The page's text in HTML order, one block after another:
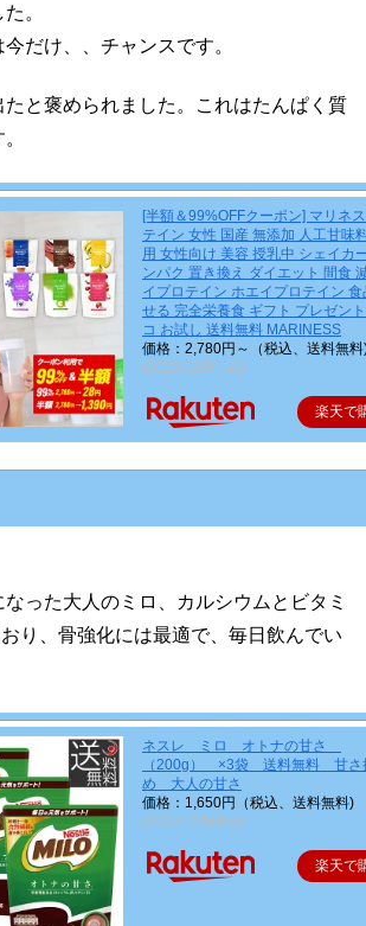
。
だけ、、チャンスです。
と褒められました。これはたんぱく質
[半額＆99%OFFクーポン] マリネ
テイン 女性 国産 無添加 人工甘味
用 女性向け 美容 授乳中 シェイカ
ンパク 置き換え ダイエット 間食
イプロテイン ホエイプロテイン 食
せる 完全栄養食 ギフト プレゼン
コ お試し 送料無料 MARINESS
価格：2,780円～（税込、送料無料
(2023/12/9時点)
楽天で
った大人のミロ、カルシウムとビタミ
り、骨強化には最適で、毎日飲んでい
ネスレ ミロ オトナの甘さ
（200g） ×3袋 送料無料 甘さ
め 大人の甘さ
価格：1,650円（税込、送料無料)
(2023/12/9時点)
楽天で